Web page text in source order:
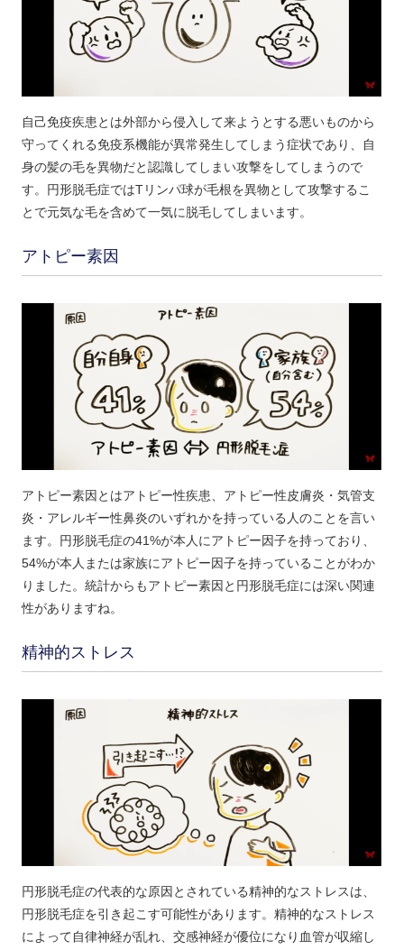
自己免疫疾患とは外部から侵入して来ようとする悪いものから
守ってくれる免疫系機能が異常発生してしまう症状であり、自
身の髪の毛を異物だと認識してしまい攻撃をしてしまうので
す。円形脱毛症ではTリンパ球が毛根を異物として攻撃するこ
とで元気な毛を含めて一気に脱毛してしまいます。
アトピー素因
アトピー素因とはアトピー性疾患、アトピー性皮膚炎・気管支
炎・アレルギー性鼻炎のいずれかを持っている人のことを言い
ます。円形脱毛症の41%が本人にアトピー因子を持っており、
54%が本人または家族にアトピー因子を持っていることがわか
りました。統計からもアトピー素因と円形脱毛症には深い関連
性がありますね。
精神的ストレス
円形脱毛症の代表的な原因とされている精神的なストレスは、
円形脱毛症を引き起こす可能性があります。精神的なストレス
によって自律神経が乱れ、交感神経が優位になり血管が収縮し